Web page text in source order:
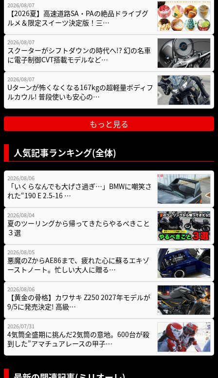
2026/08/07
【2026夏】高速道路SA・PAの絶品ドライブグ
ルメ＆限定スイーツ決定版！三…
2026/08/07
スクーターがシフトダウンの時代へ!? 幻の名車
に電子制御CVT搭載モデルなど…
2026/08/07
Uターンが怖くなくなる167kgの超軽量ボディフ
ルカウル! 普段使いも安心の…
もっと見る
人気記事ランキング(全体)
2026/08/06
「いくらなんでも大げさ過ぎ…」BMWに嘲笑さ
れた“190 E 2.5-16 …
2026/08/04
夏のツーリングから帰ってきたらやるべきこと
３選
2026/08/05
悪魔のZからAE86まで、疲れた心に蘇るエキゾ
ーストノート。忙しい大人に贈る…
2026/08/06
【黄金の骨格】カワサキ Z250 2027年モデルが
9/5に発売決定! 高級…
2026/07/31
4気筒全盛期に挑んだ2気筒の意地。600台が殺
到した”アマチュアレースの甲子…